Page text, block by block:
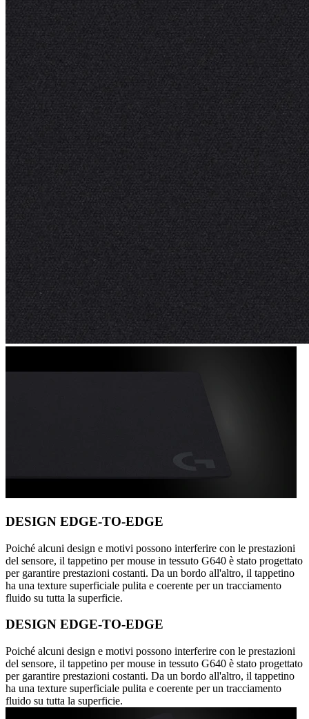
DESIGN EDGE-TO-EDGE
Poiché alcuni design e motivi possono interferire con le prestazioni
del sensore, il tappetino per mouse in tessuto G640 è stato progettato
per garantire prestazioni costanti. Da un bordo all'altro, il tappetino
ha una texture superficiale pulita e coerente per un tracciamento
fluido su tutta la superficie.
DESIGN EDGE-TO-EDGE
Poiché alcuni design e motivi possono interferire con le prestazioni
del sensore, il tappetino per mouse in tessuto G640 è stato progettato
per garantire prestazioni costanti. Da un bordo all'altro, il tappetino
ha una texture superficiale pulita e coerente per un tracciamento
fluido su tutta la superficie.